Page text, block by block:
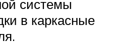
системы
в каркасные